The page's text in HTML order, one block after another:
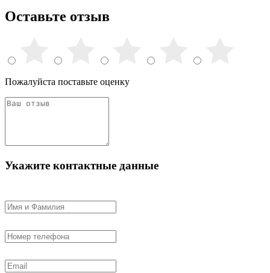
Оставьте отзыв
Пожалуйста поставьте оценку
Укажите контактные данные